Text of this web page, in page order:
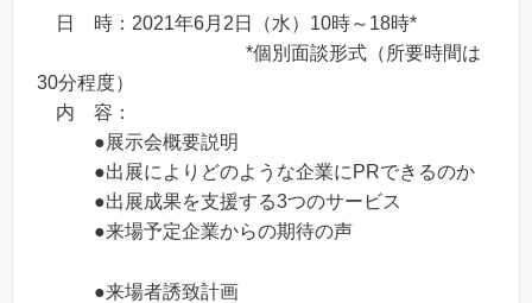
日 時：2021年6月2日（水）10時～18時*
*個別面談形式（所要時間は
30分程度）
内 容：
●展示会概要説明
●出展によりどのような企業にPRできるのか
●出展成果を支援する3つのサービス
●来場予定企業からの期待の声
●来場者誘致計画